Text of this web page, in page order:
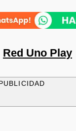
Red Uno Play